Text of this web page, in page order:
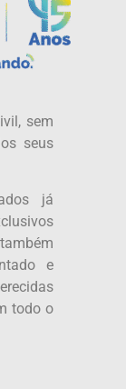
sem
seus
já
e
todo o